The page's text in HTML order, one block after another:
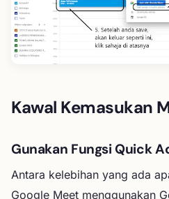
Kawal Kemasukan
Gunakan Fungsi Quick
Antara kelebihan yang ada
Google Meet menggunakan